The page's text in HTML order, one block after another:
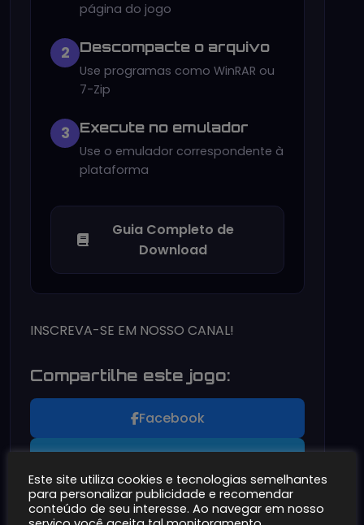
página do jogo
2 Descompacte o arquivo
Use programas como WinRAR ou
7-Zip
3 Execute no emulador
Use o emulador correspondente à
plataforma
Guia Completo de
Download
INSCREVA-SE EM NOSSO CANAL!
Compartilhe este jogo:
Facebook
Twitter
WhatsApp
Este site utiliza cookies e tecnologias semelhantes
para personalizar publicidade e recomendar
conteúdo de seu interesse. Ao navegar em nosso